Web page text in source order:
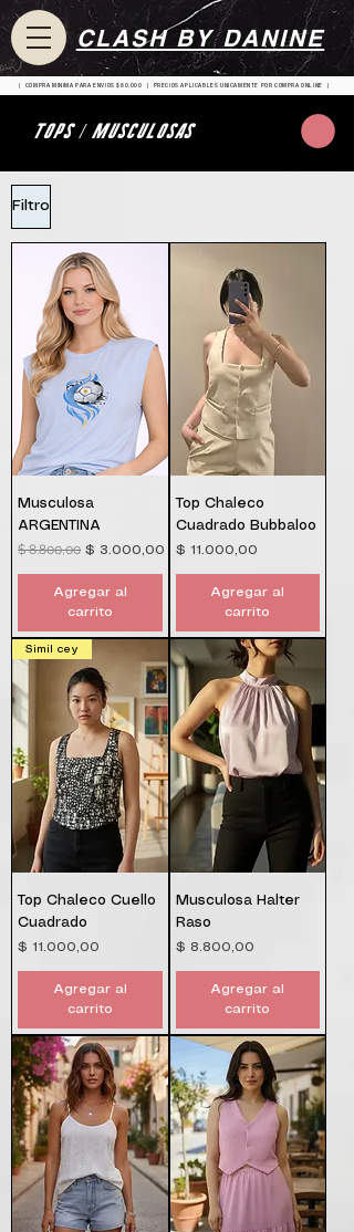
| COMPRA MINIMA PARA ENVIOS $80.000 | PRECIOS APLICABLES UNICAMENTE POR COMPRA ONLINE |
CLASH BY DANINE
TOPS / MUSCULOSAS
Filtro
Musculosa
ARGENTINA
Precio
$ 8.800,00 Precio de oferta
$ 3.000,00
Agregar al
carrito
Top Chaleco
Cuadrado Bubbaloo
Precio
$ 11.000,00
Agregar al
carrito
Simil cey
Top Chaleco Cuello
Cuadrado
Precio
$ 11.000,00
Agregar al
carrito
Musculosa Halter
Raso
Precio
$ 8.800,00
Agregar al
carrito